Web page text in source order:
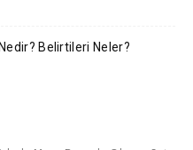
Belirtileri Neler?